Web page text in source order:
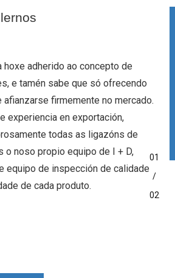
hoxe adherido ao concepto de
e tamén sabe que só ofrecendo
firmemente no mercado.
experiencia en exportación,
todas as ligazóns de
o noso propio equipo de I + D,
equipo de inspección de calidade
de cada produto.
01
/
02